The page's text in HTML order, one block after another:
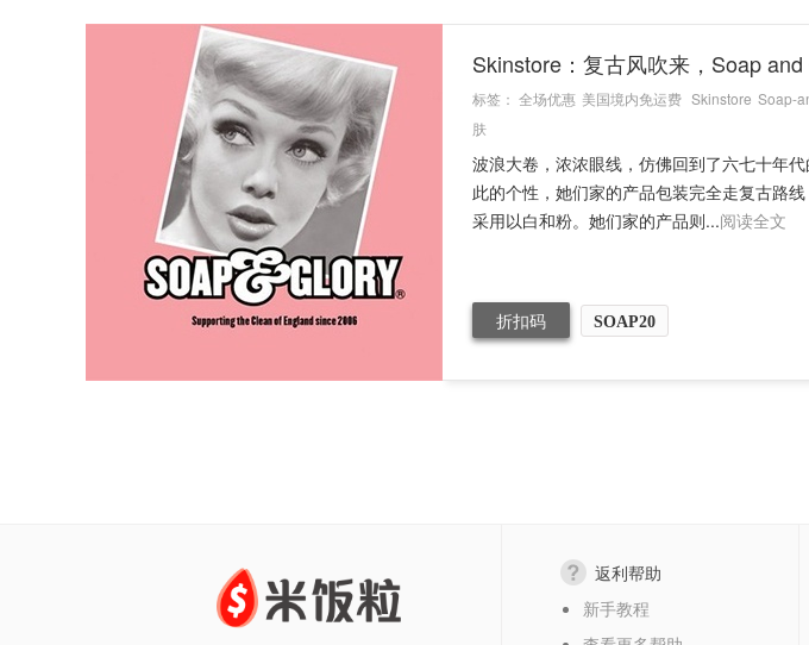
Skinstore：复古风吹来，Soap
标签： 全场优惠 美国境内免运费 Skinstore Soap-
肤
波浪大卷，浓浓眼线，仿佛回到了六七十年
此的个性，她们家的产品包装完全走复古路
采用以白和粉。她们家的产品则...阅读全文
折扣码 SOAP20
返利帮助
新手教程